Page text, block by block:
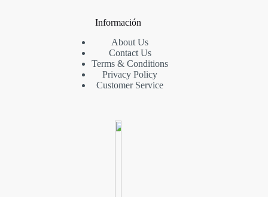
Información
About Us
Contact Us
Terms & Conditions
Privacy Policy
Customer Service